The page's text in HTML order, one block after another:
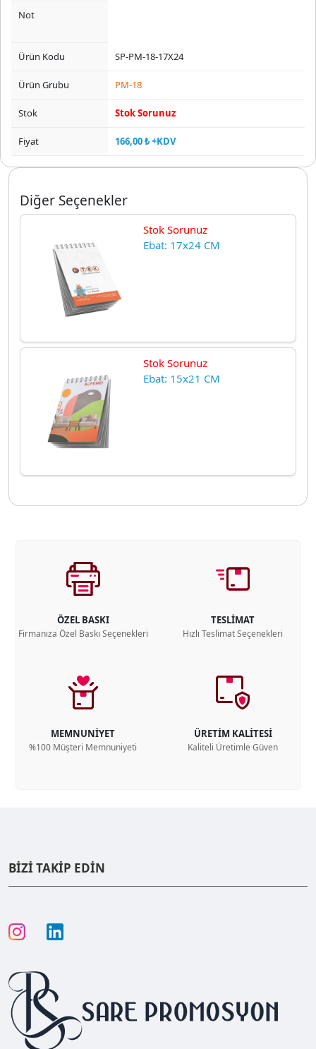
Not
Ürün Kodu SP-PM-18-17X24
Ürün Grubu PM-18
Stok Stok Sorunuz
Fiyat 166,00 ₺ +KDV
Diğer Seçenekler
Stok Sorunuz
Ebat: 17x24 CM
Stok Sorunuz
Ebat: 15x21 CM
ÖZEL BASKI
Firmanıza Özel Baskı Seçenekleri
TESLİMAT
Hızlı Teslimat Seçenekleri
MEMNUNİYET
%100 Müşteri Memnuniyeti
ÜRETİM KALİTESİ
Kaliteli Üretimle Güven
BİZİ TAKİP EDİN